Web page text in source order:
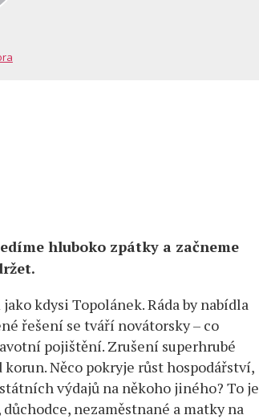
hluboko zpátky a začneme
kdysi Topolánek. Ráda by nabídla
řešení se tváří novátorsky – co
pojištění. Zrušení superhrubé
Něco pokryje růst hospodářství,
výdajů na někoho jiného? To je
nezaměstnané a matky na